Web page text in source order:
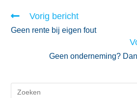
Vorig bericht
Geen rente bij eigen fout
Geen onderneming?